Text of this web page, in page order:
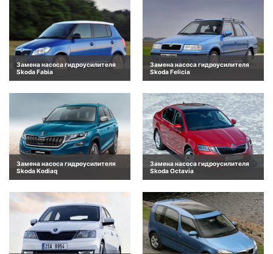
Замена насоса гидроусилителя
Skoda Fabia
Замена насоса гидроусилителя
Skoda Felicia
Замена насоса гидроусилителя
Skoda Kodiaq
Замена насоса гидроусилителя
Skoda Octavia